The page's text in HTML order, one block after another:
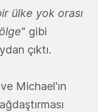
ülke yok orası
" gibi
çıktı.
Michael'ın